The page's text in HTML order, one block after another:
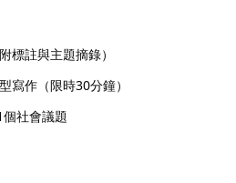
標註與主題摘錄）
寫作（限時30分鐘）
社會議題